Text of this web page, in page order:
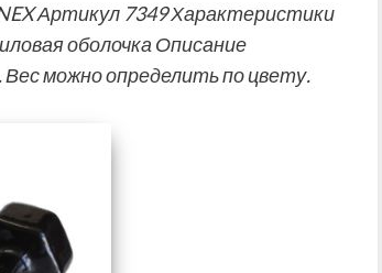
Артикул 7349 Характеристики
оболочка Описание
можно определить по цвету.